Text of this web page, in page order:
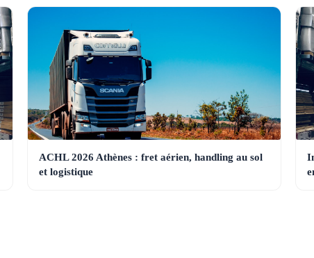
ACHL 2026 Athènes : fret aérien, handling au sol
et logistique